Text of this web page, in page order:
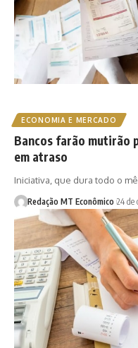
ECONOMIA E MERCADO
Bancos farão mutirão
em atraso
Iniciativa, que dura todo o
Redação MT Econômico 24 de